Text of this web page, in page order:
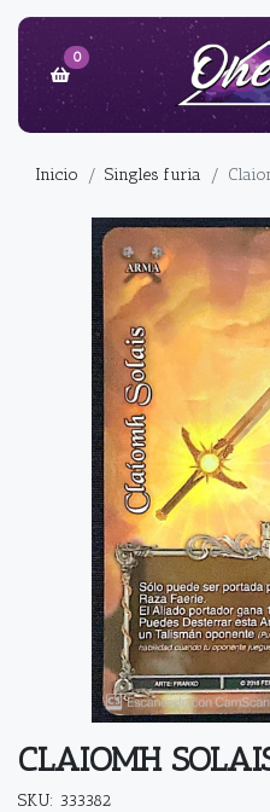
0
Inicio Singles furia
CLAIOMH
SKU: 333382